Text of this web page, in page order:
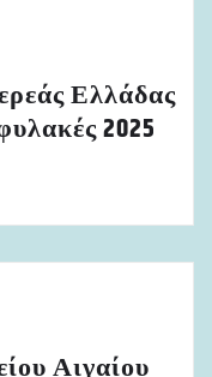
Ελλάδας
2025